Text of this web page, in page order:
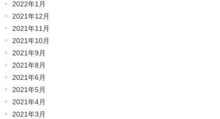
2022年1月
2021年12月
2021年11月
2021年10月
2021年9月
2021年8月
2021年6月
2021年5月
2021年4月
2021年3月